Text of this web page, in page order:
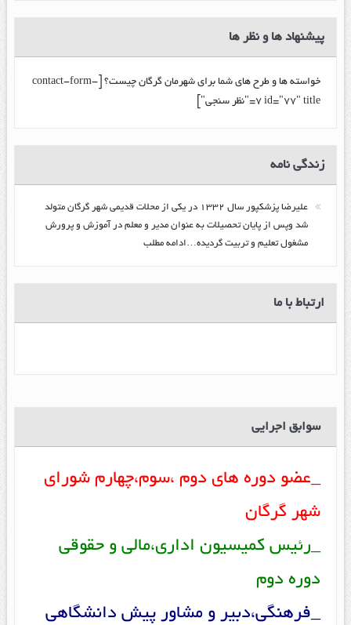
پیشنهاد ها و نظر ها
خواسته ها و طرح های شما برای شهرمان گرگان چیست؟ [contact-form-
7 id="77" title="نظر سنجی"]
زندگي نامه
عليرضا پزشكپور سال ۱۳۳۲ در یکی از محلات قدیمی شهر گرگان متولد
شد وپس از پایان تحصیلات به عنوان مدیر و معلم در آموزش و پرورش
مشغول تعلیم و تربیت گرديده…ادامه مطلب
ارتباط با ما
سوابق اجرایی
_عضو دوره های دوم ،سوم،چهارم شورای
شهر گرگان
_رئیس کمیسیون اداری،مالی و حقوقی
دوره دوم
_فرهنگی،دبیر و مشاور پیش دانشگاهی